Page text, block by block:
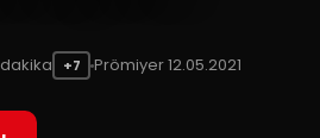
dakika +7 Prömiyer12.05.2021